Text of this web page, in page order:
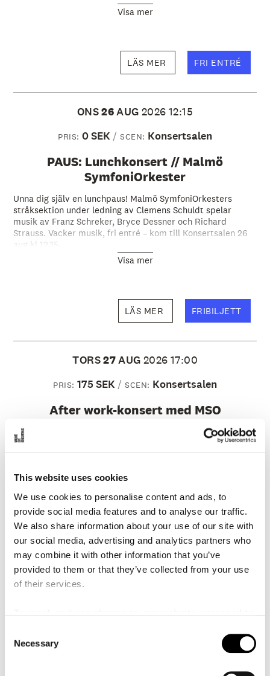
This website uses cookies
We use cookies to personalise content and ads, to
provide social media features and to analyse our traffic.
We also share information about your use of our site with
our social media, advertising and analytics partners who
may combine it with other information that you’ve
provided to them or that they’ve collected from your use
of their services.
Necessary
Visa mer
FRI ENTRÉ
LÄS MER
ONS26AUG 2026 12:15
PRIS: 0 SEK SCEN: Konsertsalen
PAUS: Lunchkonsert // Malmö
SymfoniOrkester
Unna dig själv en lunchpaus! Malmö SymfoniOrkesters
stråksektion under ledning av Clemens Schuldt spelar
musik av Franz Schreker, Bryce Dessner och Richard
Strauss. Vacker musik, fri entré – kom till Konsertsalen 26
aug kl 12.15.
Visa mer
FRIBILJETT
LÄS MER
TORS27AUG 2026 17:00
PRIS: 175 SEK SCEN: Konsertsalen
After work-konsert med MSO
Torsdag är AW-dag. Fira den i konsertsalen med Malmö
SymfoniOrkesters blåssektion och ett glas vin.
KÖP BILJETT
LÄS MER
TORS27AUG 202618:00
PRIS: 0 SEK SCEN: Kanalscenen
After concert med gäster på